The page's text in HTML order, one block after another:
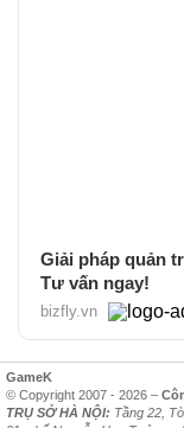
Giải pháp quản
Tư vấn ngay!
bizfly.vn
GameK
© Copyright 2007 - 2026 –
TRỤ SỞ HÀ NỘI: Tầng 22,